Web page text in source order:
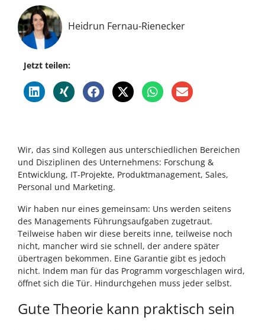
Heidrun Fernau-Rienecker
Jetzt teilen:
Wir, das sind Kollegen aus unterschiedlichen Bereichen
und Disziplinen des Unternehmens: Forschung &
Entwicklung, IT-Projekte, Produktmanagement, Sales,
Personal und Marketing.
Wir haben nur eines gemeinsam: Uns werden seitens
des Managements Führungsaufgaben zugetraut.
Teilweise haben wir diese bereits inne, teilweise noch
nicht, mancher wird sie schnell, der andere später
übertragen bekommen. Eine Garantie gibt es jedoch
nicht. Indem man für das Programm vorgeschlagen wird,
öffnet sich die Tür. Hindurchgehen muss jeder selbst.
Gute Theorie kann praktisch sein